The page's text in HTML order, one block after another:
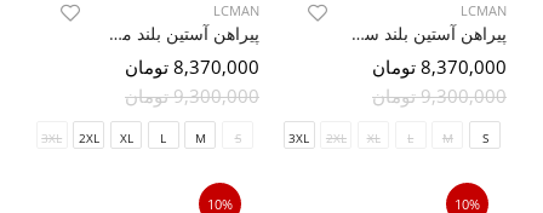
LCMAN
پیراهن آستین بلند سرمه ای ساده ال سی من 30
8,370,000 تومان
9,300,000 تومان
S
M
L
XL
2XL
3XL
LCMAN
پیراهن آستین بلند مشکی ال سی من 30
8,370,000 تومان
9,300,000 تومان
S
M
L
XL
2XL
3XL
10%
10%